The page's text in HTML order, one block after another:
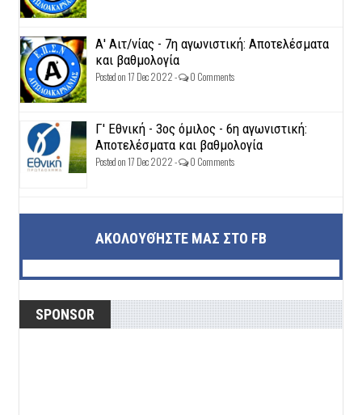
Α' Αιτ/νίας - 7η αγωνιστική: Αποτελέσματα
και βαθμολογία
Posted on 17 Dec 2022 - 0 Comments
Γ' Εθνική - 3ος όμιλος - 6η αγωνιστική:
Αποτελέσματα και βαθμολογία
Posted on 17 Dec 2022 - 0 Comments
ΑΚΟΛΟΥΘΉΣΤΕ ΜΑΣ ΣΤΟ FB
SPONSOR